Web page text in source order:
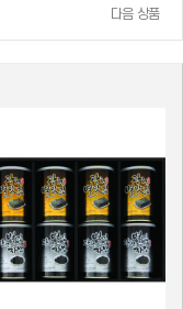
다음 상품